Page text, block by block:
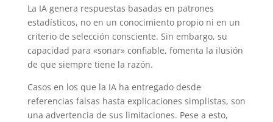
La IA genera respuestas basadas en patrones
estadísticos, no en un conocimiento propio ni en un
criterio de selección consciente. Sin embargo, su
capacidad para «sonar» confiable, fomenta la ilusión
de que siempre tiene la razón.
Casos en los que la IA ha entregado desde
referencias falsas hasta explicaciones simplistas, son
una advertencia de sus limitaciones. Pese a esto,